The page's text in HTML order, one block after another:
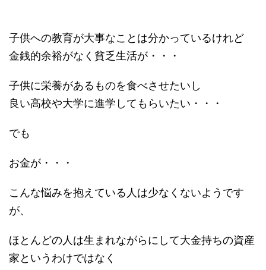
子供への教育が大事なことは分かっているけれど
金銭的余裕がなく貧乏生活が・・・
子供に栄養があるものを食べさせたいし
良い高校や大学に進学してもらいたい・・・
でも
お金が・・・
こんな悩みを抱えている人は少なくないようです
が、
ほとんどの人は生まれながらにして大金持ちの資産
家というわけではなく